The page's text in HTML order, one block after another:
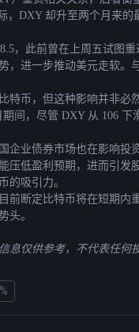
，DXY 却升至两个月来
，此前曾在上周五试图
，进一步推动美元走软。
特币，但这种影响并非必
间，尽管 DXY 从 106
企业债券市场也在影响
压低盈利预期，进而引发
的吸引力。
前断定比特币将在短期内
头。
息仅供参考，不代表任何